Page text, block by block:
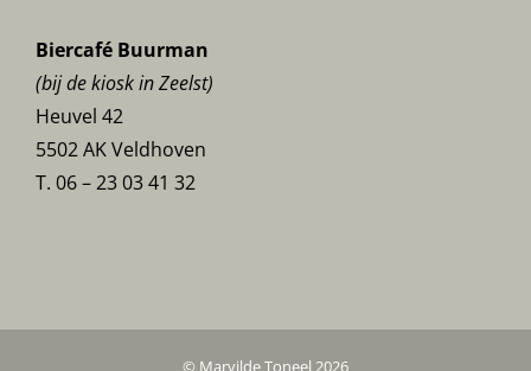
Biercafé Buurman
(bij de kiosk in Zeelst)
Heuvel 42
5502 AK Veldhoven
T. 06 – 23 03 41 32
© Marvilde Toneel 2026